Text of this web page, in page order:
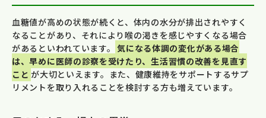
血糖値が高めの状態が続くと、体内の水分が排出されやすく
なることがあり、それにより喉の渇きを感じやすくなる場合
があるといわれています。
気になる体調の変化がある場合
は、早めに医師の診察を受けたり、生活習慣の改善を見直す
こと が大切といえます。また、健康維持をサポートするサプ
リメントを取り入れることを検討する方も増えています。